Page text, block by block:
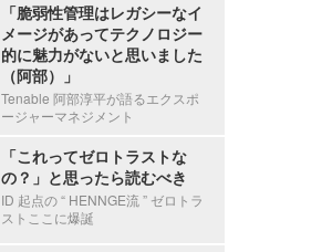
「脆弱性管理はレガシーなイ
メージがあってテクノロジー
的に魅力がないと思いました
（阿部）」
Tenable 阿部淳平が語るエクスポ
ージャーマネジメント
「これってゼロトラストな
の？」と思ったら読むべき
ID 起点の “ HENNGE流 ” ゼロトラ
ストここに爆誕